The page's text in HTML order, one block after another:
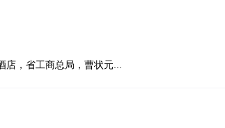
，省工商总局，曹状元...